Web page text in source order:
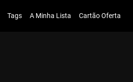
Tags A Minha Lista Cartão Oferta